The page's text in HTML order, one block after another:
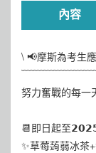
內容
\ 📢摩斯為考生
努力奮戰的每一
📆即日起至
✨草莓蒟蒻冰茶